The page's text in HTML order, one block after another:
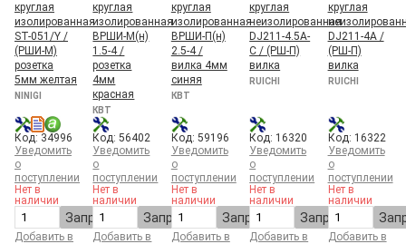
круглая
изолированная
ST-051/Y /
(РШИ-М)
розетка
5мм желтая
NINIGI
Код: 34996
Уведомить
о
поступлении
Нет в
наличии
Запросить
Добавить в
круглая
изолированная
ВРШИ-М(н)
1.5-4 /
розетка
4мм
красная
КВТ
Код: 56402
Уведомить
о
поступлении
Нет в
наличии
Запросить
Добавить в
круглая
изолированная
ВРШИ-П(н)
2.5-4 /
вилка 4мм
синяя
КВТ
Код: 59196
Уведомить
о
поступлении
Нет в
наличии
Запросить
Добавить в
круглая
неизолированная
DJ211-4.5A-
C / (РШ-П)
вилка
RUICHI
Код: 16320
Уведомить
о
поступлении
Нет в
наличии
Запросить
Добавить в
круглая
DJ211-4A /
(РШ-П)
вилка
RUICHI
Код: 16322
Уведомить
о
поступлении
Нет в
наличии
Добавить в